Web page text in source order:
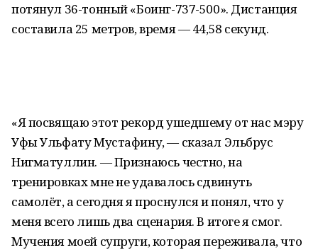
потянул 36-тонный «Боинг-737-500». Дистанция
составила 25 метров, время — 44,58 секунд.
«Я посвящаю этот рекорд ушедшему от нас мэру
Уфы Ульфату Мустафину, — сказал Эльбрус
Нигматуллин. — Признаюсь честно, на
тренировках мне не удавалось сдвинуть
самолёт, а сегодня я проснулся и понял, что у
меня всего лишь два сценария. В итоге я смог.
Мучения моей супруги, которая переживала, что